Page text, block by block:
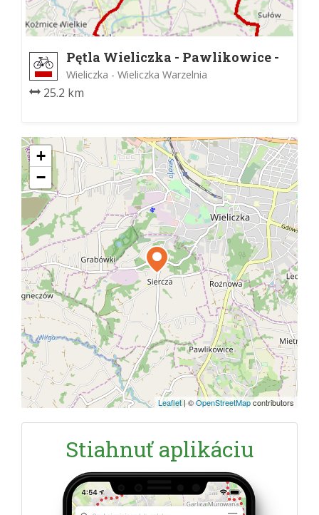
Pętla Wieliczka - Pawlikowice -
Wieliczka
Wieliczka - Wieliczka Warzelnia
25.2 km
+
−
Leaflet |©OpenStreetMapcontributors
Stiahnuť aplikáciu